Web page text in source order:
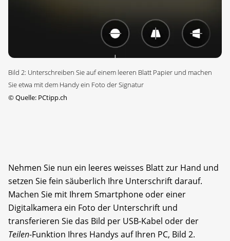
Bild 2: Unterschreiben Sie auf einem leeren Blatt Papier und machen
Sie etwa mit dem Handy ein Foto der Signatur
©Quelle: PCtipp.ch
Nehmen Sie nun ein leeres weisses Blatt zur Hand und
setzen Sie fein säuberlich Ihre Unterschrift darauf.
Machen Sie mit Ihrem Smartphone oder einer
Digitalkamera ein Foto der Unterschrift und
transferieren Sie das Bild per USB-Kabel oder der
Teilen-Funktion Ihres Handys auf Ihren PC, Bild 2.